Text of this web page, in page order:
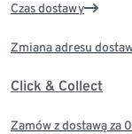
Czas dostawy
Zmiana adresu
Click & Collect
Zamów z dostawą za